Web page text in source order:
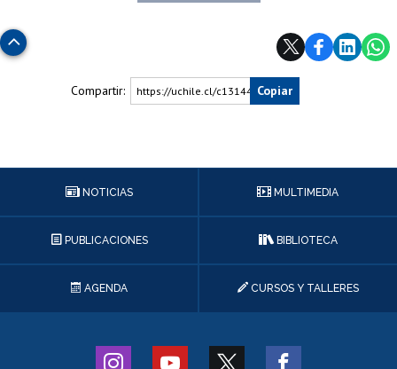
Subir
Compartir: https://uchile.cl/c131440Copiar
NOTICIAS MULTIMEDIA
PUBLICACIONES BIBLIOTECA
AGENDA CURSOS Y TALLERES